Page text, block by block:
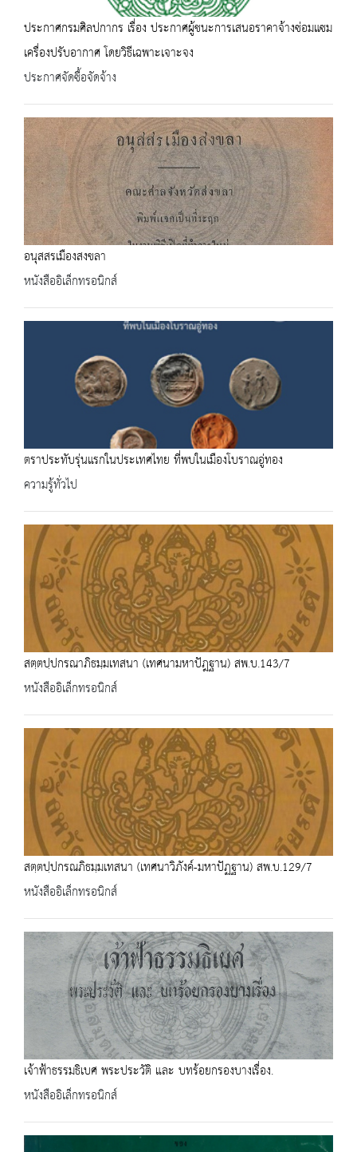
ประกาศกรมศิลปกากร เรื่อง ประกาศผู้ชนะการเสนอราคาจ้างซ่อมแซม
เครื่องปรับอากาศ โดยวิธีเฉพาะเจาะจง
ประกาศจัดซื้อจัดจ้าง
อนุสสรเมืองสงขลา
หนังสืออิเล็กทรอนิกส์
ตราประทับรุ่นแรกในประเทศไทย ที่พบในเมืองโบราณอู่ทอง
ความรู้ทั่วไป
สตฺตปฺปกรณาภิธมฺมเทสนา (เทศนามหาปัฎฐาน) สพ.บ.143/7
หนังสืออิเล็กทรอนิกส์
สตฺตปฺปกรณภิธมฺมเทสนา (เทศนาวิภังค์-มหาปัฏฐาน) สพ.บ.129/7
หนังสืออิเล็กทรอนิกส์
เจ้าฟ้าธรรมธิเบศ พระประวัติ และ บทร้อยกรองบางเรื่อง.
หนังสืออิเล็กทรอนิกส์